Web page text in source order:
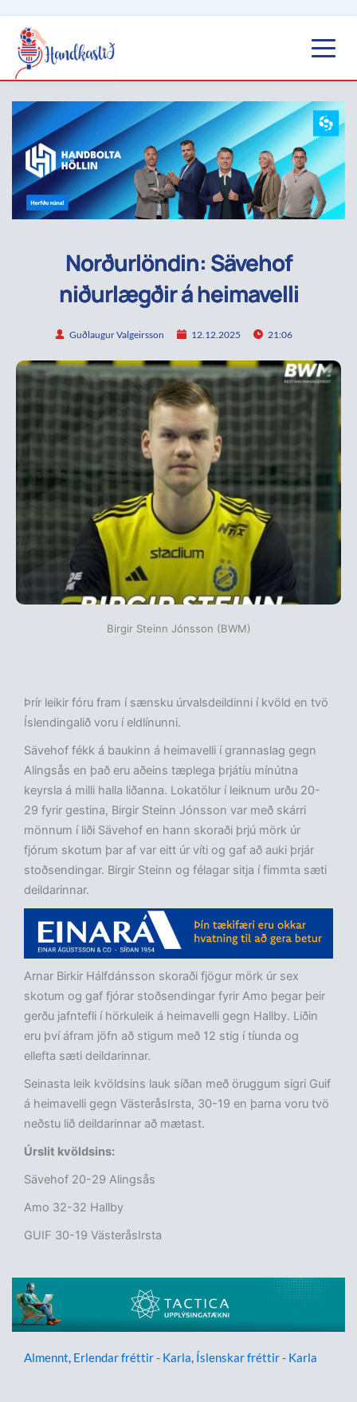
Norðurlöndin: Sävehof
niðurlægðir á heimavelli
Guðlaugur Valgeirsson 12.12.2025 21:06
Birgir Steinn Jónsson (BWM)
Þrír leikir fóru fram í sænsku úrvalsdeildinni í kvöld en tvö
Íslendingalið voru í eldlínunni.
Sävehof fékk á baukinn á heimavelli í grannaslag gegn
Alingsås en það eru aðeins tæplega þrjátíu mínútna
keyrsla á milli halla liðanna. Lokatölur í leiknum urðu 20-
29 fyrir gestina, Birgir Steinn Jónsson var með skárri
mönnum í liði Sävehof en hann skoraði þrjú mörk úr
fjórum skotum þar af var eitt úr víti og gaf að auki þrjár
stoðsendingar. Birgir Steinn og félagar sitja í fimmta sæti
deildarinnar.
Arnar Birkir Hálfdánsson skoraði fjögur mörk úr sex
skotum og gaf fjórar stoðsendingar fyrir Amo þegar þeir
gerðu jafntefli í hörkuleik á heimavelli gegn Hallby. Liðin
eru því áfram jöfn að stigum með 12 stig í tíunda og
ellefta sæti deildarinnar.
Seinasta leik kvöldsins lauk síðan með öruggum sigri Guif
á heimavelli gegn VästeråsIrsta, 30-19 en þarna voru tvö
neðstu lið deildarinnar að mætast.
Úrslit kvöldsins:
Sävehof 20-29 Alingsås
Amo 32-32 Hallby
GUIF 30-19 VästeråsIrsta
Almennt, Erlendar fréttir - Karla, Íslenskar fréttir - Karla